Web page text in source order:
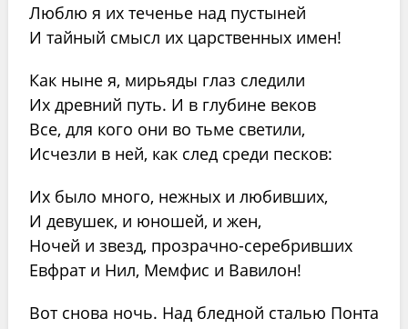
Люблю я их теченье над пустыней
И тайный смысл их царственных имен!
Как ныне я, мирьяды глаз следили
Их древний путь. И в глубине веков
Все, для кого они во тьме светили,
Исчезли в ней, как след среди песков:
Их было много, нежных и любивших,
И девушек, и юношей, и жен,
Ночей и звезд, прозрачно-серебривших
Евфрат и Нил, Мемфис и Вавилон!
Вот снова ночь. Над бледной сталью Понта